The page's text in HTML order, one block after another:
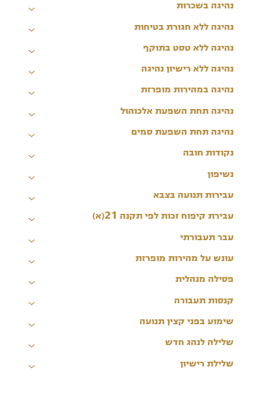
נהיגה בשכרות
נהיגה ללא חגורת בטיחות
נהיגה ללא טסט בתוקף
נהיגה ללא רישיון נהיגה
נהיגה במהירות מופרזת
נהיגה תחת השפעת אלכוהול
נהיגה תחת השפעת סמים
נקודות חובה
נשיפון
עבירות תנועה בצבא
עבירת קיפוח זכות לפי תקנה 21(א)
עבר תעבורתי
עונש על מהירות מופרזת
פסילה מנהלית
קנסות תעבורה
שימוע בפני קצין תנועה
שלילה לנהג חדש
שלילת רישיון